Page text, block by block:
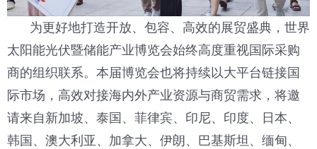
为更好地打造开放、包容、高效的展贸盛典，世界
太阳能光伏暨储能产业博览会始终高度重视国际采购
商的组织联系。本届博览会也将持续以大平台链接国
际市场，高效对接海内外产业资源与商贸需求，将邀
请来自新加坡、泰国、菲律宾、印尼、印度、日本、
韩国、澳大利亚、加拿大、伊朗、巴基斯坦、缅甸、